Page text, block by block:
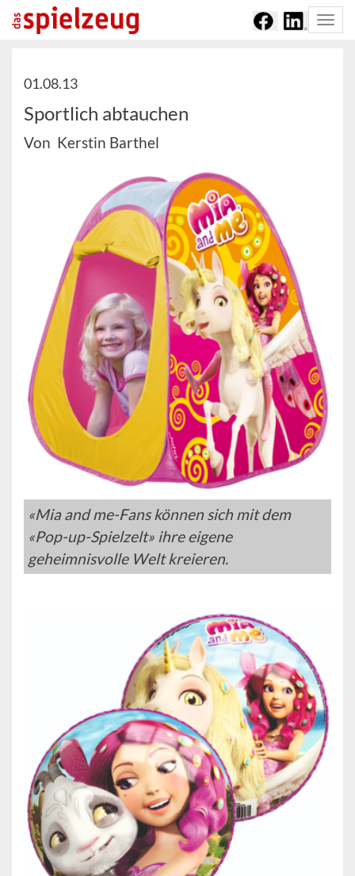
01.08.13
Sportlich abtauchen
Von Kerstin Barthel
«Mia and me-Fans können sich mit dem
«Pop-up-Spielzelt» ihre eigene
geheimnisvolle Welt kreieren.